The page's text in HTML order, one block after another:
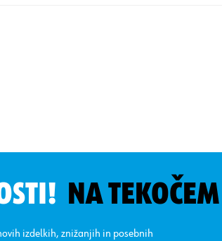
NA TEKOČEM
izdelkih, znižanjih in posebnih